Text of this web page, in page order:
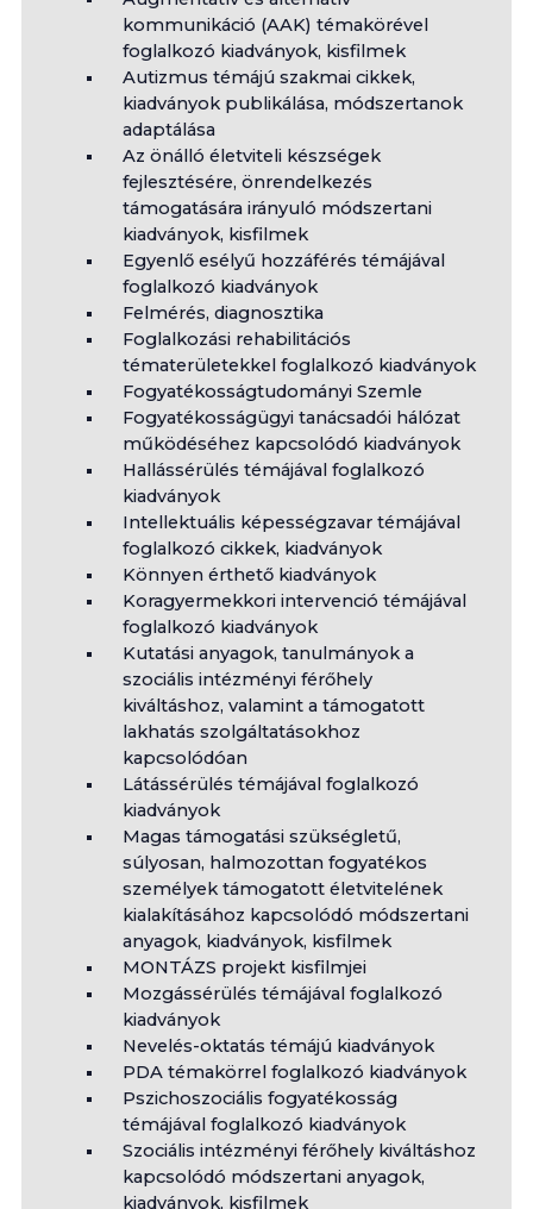
kommunikáció (AAK) témakörével
foglalkozó kiadványok, kisfilmek
Autizmus témájú szakmai cikkek,
kiadványok publikálása, módszertanok
adaptálása
Az önálló életviteli készségek
fejlesztésére, önrendelkezés
támogatására irányuló módszertani
kiadványok, kisfilmek
Egyenlő esélyű hozzáférés témájával
foglalkozó kiadványok
Felmérés, diagnosztika
Foglalkozási rehabilitációs
tématerületekkel foglalkozó kiadványok
Fogyatékosságtudományi Szemle
Fogyatékosságügyi tanácsadói hálózat
működéséhez kapcsolódó kiadványok
Hallássérülés témájával foglalkozó
kiadványok
Intellektuális képességzavar témájával
foglalkozó cikkek, kiadványok
Könnyen érthető kiadványok
Koragyermekkori intervenció témájával
foglalkozó kiadványok
Kutatási anyagok, tanulmányok a
szociális intézményi férőhely
kiváltáshoz, valamint a támogatott
lakhatás szolgáltatásokhoz
kapcsolódóan
Látássérülés témájával foglalkozó
kiadványok
Magas támogatási szükségletű,
súlyosan, halmozottan fogyatékos
személyek támogatott életvitelének
kialakításához kapcsolódó módszertani
anyagok, kiadványok, kisfilmek
MONTÁZS projekt kisfilmjei
Mozgássérülés témájával foglalkozó
kiadványok
Nevelés-oktatás témájú kiadványok
PDA témakörrel foglalkozó kiadványok
Pszichoszociális fogyatékosság
témájával foglalkozó kiadványok
Szociális intézményi férőhely kiváltáshoz
kapcsolódó módszertani anyagok,
kiadványok, kisfilmek